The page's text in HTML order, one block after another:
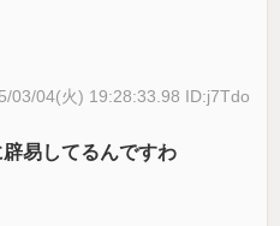
03/04(火) 19:28:33.98 ID:j7Tdo
易してるんですわ